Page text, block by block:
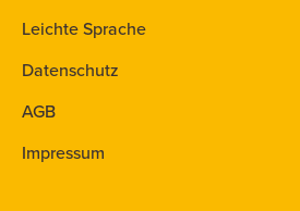
Leichte Sprache
Datenschutz
AGB
Impressum